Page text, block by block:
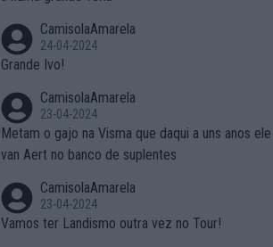
CamisolaAmarela
24-04-2024
Grande Ivo!
CamisolaAmarela
23-04-2024
Metam o gajo na Visma que daqui a uns anos
van Aert no banco de suplentes
CamisolaAmarela
23-04-2024
Vamos ter Landismo outra vez no Tour!